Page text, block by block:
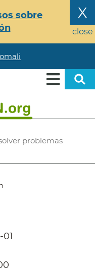
X
close
sobre
problemas